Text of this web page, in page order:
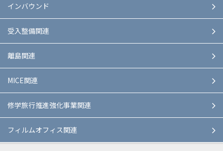
インバウンド
受入整備関連
離島関連
MICE関連
修学旅行推進強化事業関連
フィルムオフィス関連